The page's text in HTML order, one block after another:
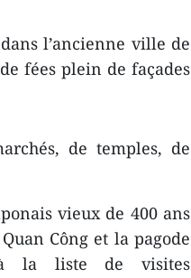
l’ancienne ville de
fées plein de façades
de temples, de
vieux de 400 ans
Công et la pagode
à la liste de visites